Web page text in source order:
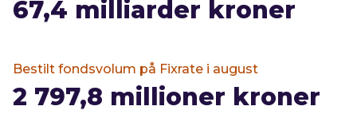
67,4 milliarder kroner
Bestilt fondsvolum på Fixrate i august
2 797,8 millioner kroner